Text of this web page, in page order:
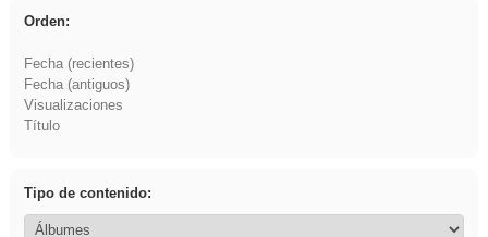
Orden:
Fecha (recientes)
Fecha (antiguos)
Visualizaciones
Título
Tipo de contenido: